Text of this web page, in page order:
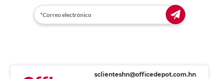
sclienteshn@officedepot.com.hn